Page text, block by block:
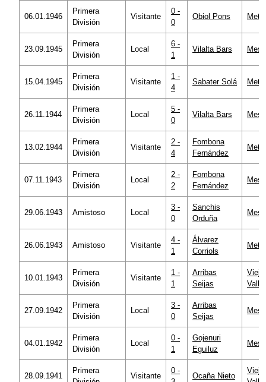
06.01.1946
Primera
División
Visitante
0 -
0
Obiol Pons
23.09.1945
Primera
División
Local
6 -
1
Vilalta Bars
15.04.1945
Primera
División
Visitante
1 -
4
Sabater Solá
26.11.1944
Primera
División
Local
5 -
0
Vilalta Bars
13.02.1944
Primera
División
Visitante
2 -
4
Fombona
Fernández
07.11.1943
Primera
División
Local
2 -
2
Fombona
Fernández
29.06.1943 Amistoso Local
3 -
0
Sanchis
Orduña
26.06.1943 Amistoso Visitante
4 -
1
Álvarez
Corriols
10.01.1943
Primera
División
Visitante
1 -
1
Arribas
Seijas
Viejo
27.09.1942
Primera
División
Local
3 -
0
Arribas
Seijas
04.01.1942
Primera
División
Local
0 -
1
Gojenuri
Eguiluz
28.09.1941
Primera
Visitante
0 -
Ocaña Nieto
Viejo